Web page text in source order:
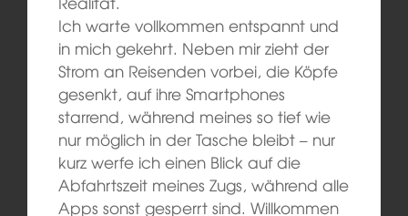
Ich warte vollkommen entspannt und
in mich gekehrt. Neben mir zieht der
Strom an Reisenden vorbei, die Köpfe
gesenkt, auf ihre Smartphones
starrend, während meines so tief wie
nur möglich in der Tasche bleibt – nur
kurz werfe ich einen Blick auf die
Abfahrtszeit meines Zugs, während alle
Apps sonst gesperrt sind. Willkommen